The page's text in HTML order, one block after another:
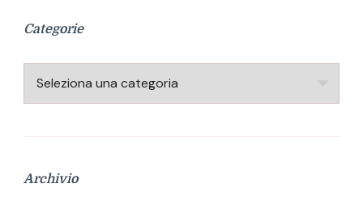
Categorie
Categorie
Archivio